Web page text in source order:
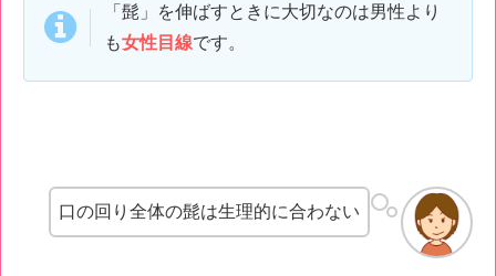
「髭」を伸ばすときに大切なのは男性より
も女性目線です。
口の回り全体の髭は生理的に合わない